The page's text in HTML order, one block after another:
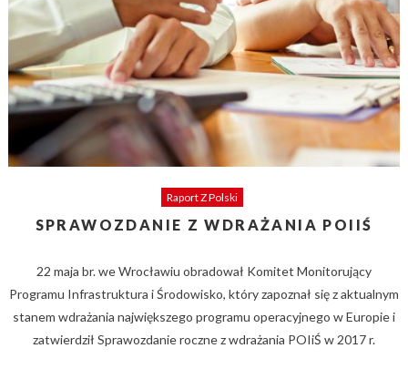
Raport Z Polski
SPRAWOZDANIE Z WDRAŻANIA POIIŚ
22 maja br. we Wrocławiu obradował Komitet Monitorujący
Programu Infrastruktura i Środowisko, który zapoznał się z aktualnym
stanem wdrażania największego programu operacyjnego w Europie i
zatwierdził Sprawozdanie roczne z wdrażania POIiŚ w 2017 r.